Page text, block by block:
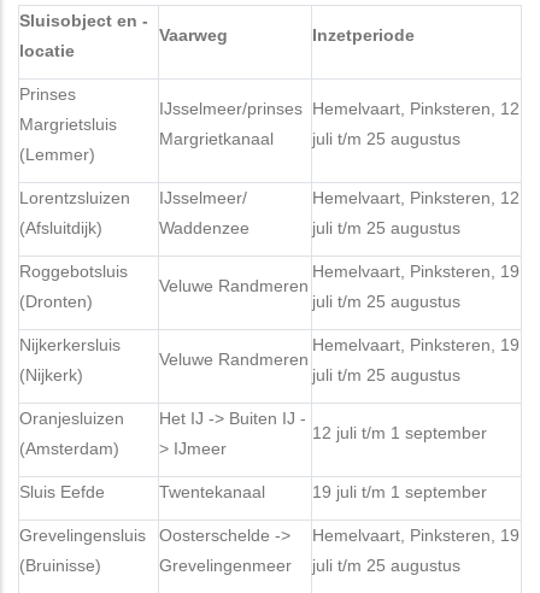
Sluisobject en -
locatie
Vaarweg Inzetperiode
Prinses
Margrietsluis
(Lemmer)
IJsselmeer/prinses
Margrietkanaal
Hemelvaart, Pinksteren, 12
juli t/m 25 augustus
Lorentzsluizen
(Afsluitdijk)
IJsselmeer/
Waddenzee
Hemelvaart, Pinksteren, 12
juli t/m 25 augustus
Roggebotsluis
(Dronten)
Veluwe Randmeren
Hemelvaart, Pinksteren, 19
juli t/m 25 augustus
Nijkerkersluis
(Nijkerk)
Veluwe Randmeren
Hemelvaart, Pinksteren, 19
juli t/m 25 augustus
Oranjesluizen
(Amsterdam)
Het IJ -> Buiten IJ -
> IJmeer
12 juli t/m 1 september
Sluis Eefde Twentekanaal 19 juli t/m 1 september
Grevelingensluis
(Bruinisse)
Oosterschelde ->
Grevelingenmeer
Hemelvaart, Pinksteren, 19
juli t/m 25 augustus